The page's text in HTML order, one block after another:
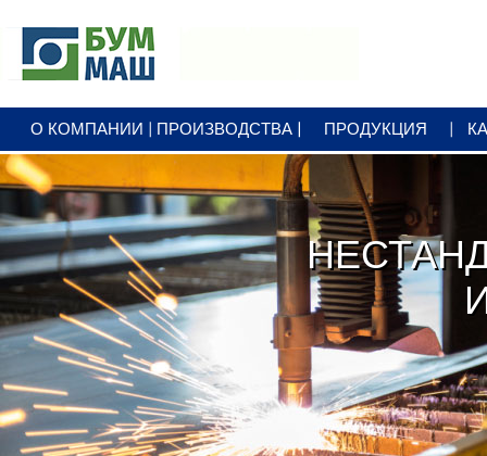
+7 341279 25 00
office@bummash.ru
О КОМПАНИИ ПРОИЗВОДСТВА ПРОДУКЦИЯ